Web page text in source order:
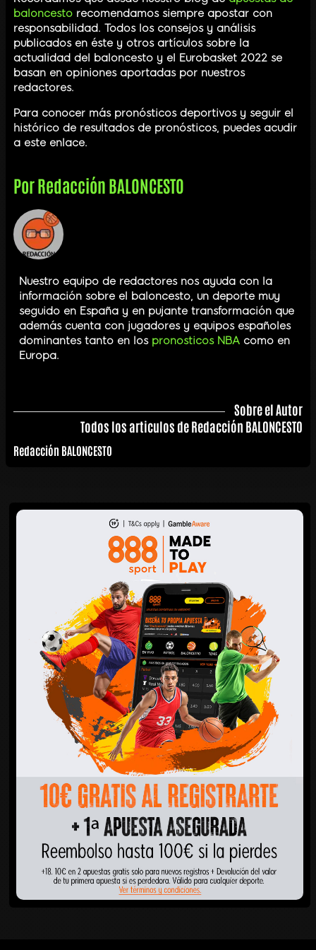
baloncesto recomendamos siempre apostar con
responsabilidad. Todos los consejos y análisis
publicados en éste y otros artículos sobre la
actualidad del baloncesto y el Eurobasket 2022 se
basan en opiniones aportadas por nuestros
redactores.
Para conocer más pronósticos deportivos y seguir el
histórico de resultados de pronósticos, puedes acudir
a este enlace.
PorRedacción BALONCESTO
Nuestro equipo de redactores nos ayuda con la
información sobre el baloncesto, un deporte muy
seguido en España y en pujante transformación que
además cuenta con jugadores y equipos españoles
dominantes tanto en los pronosticos NBA como en
Europa.
Sobre el Autor
Todos los articulos de Redacción BALONCESTO
Redacción BALONCESTO